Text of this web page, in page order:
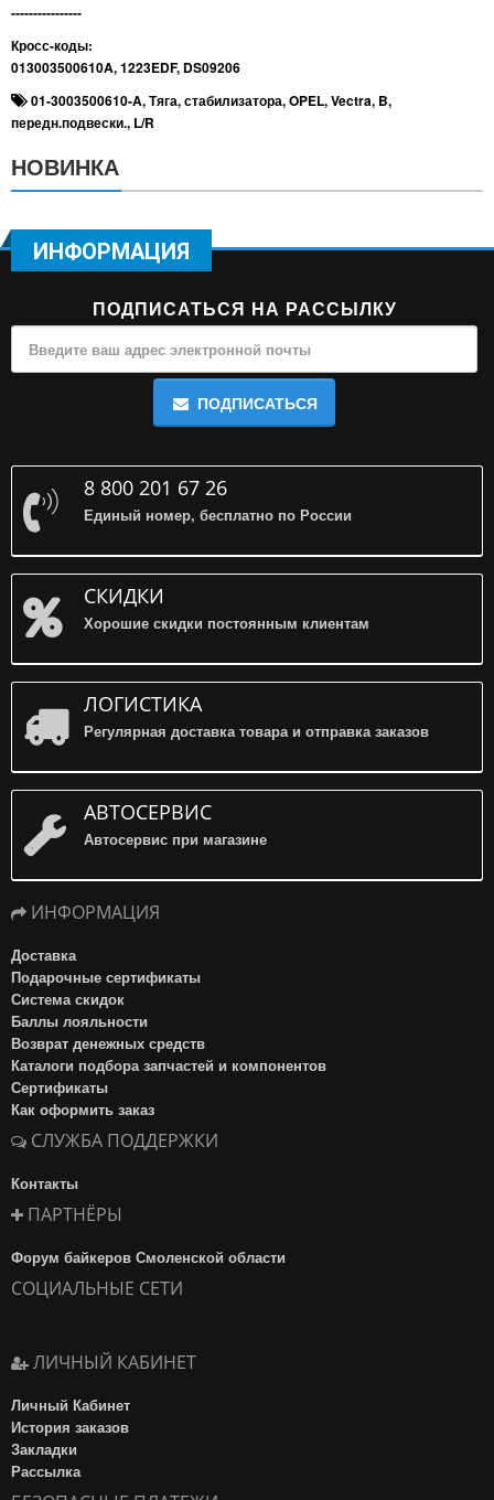
----------------
Кросс-коды:
013003500610A, 1223EDF, DS09206
01-3003500610-A,Тяга,стабилизатора,OPEL,Vectra, B,
передн.подвески., L/R
НОВИНКА
ИНФОРМАЦИЯ
ПОДПИСАТЬСЯ НА РАССЫЛКУ
ПОДПИСАТЬСЯ
8 800 201 67 26
Единый номер, бесплатно по России
СКИДКИ
Хорошие скидки постоянным клиентам
ЛОГИСТИКА
Регулярная доставка товара и отправка заказов
АВТОСЕРВИС
Автосервис при магазине
ИНФОРМАЦИЯ
Доставка
Подарочные сертификаты
Система скидок
Баллы лояльности
Возврат денежных средств
Каталоги подбора запчастей и компонентов
Сертификаты
Как оформить заказ
СЛУЖБА ПОДДЕРЖКИ
Контакты
ПАРТНЁРЫ
Форум байкеров Смоленской области
СОЦИАЛЬНЫЕ СЕТИ
ЛИЧНЫЙ КАБИНЕТ
Личный Кабинет
История заказов
Закладки
Рассылка